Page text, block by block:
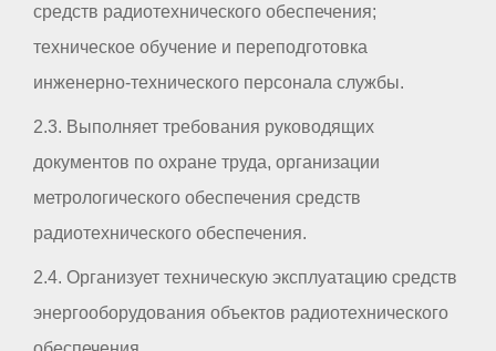
средств радиотехнического обеспечения;
техническое обучение и переподготовка
инженерно-технического персонала службы.
2.3. Выполняет требования руководящих
документов по охране труда, организации
метрологического обеспечения средств
радиотехнического обеспечения.
2.4. Организует техническую эксплуатацию средств
энергооборудования объектов радиотехнического